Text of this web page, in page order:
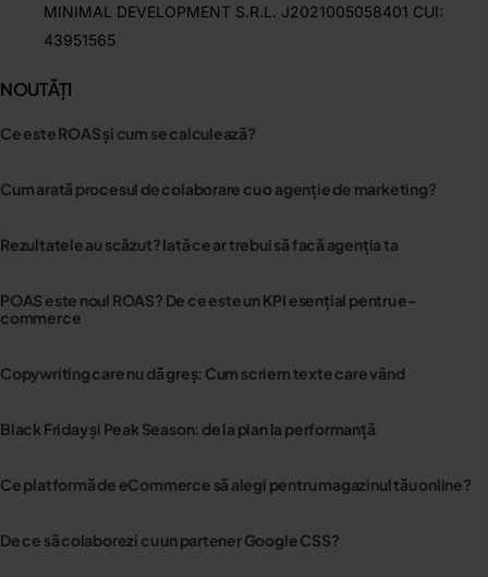
MINIMAL DEVELOPMENT S.R.L. J2021005058401 CUI:
43951565
NOUTĂȚI
Ce este ROAS și cum se calculează?
Cum arată procesul de colaborare cu o agenție de marketing?
Rezultatele au scăzut? Iată ce ar trebui să facă agenția ta
POAS este noul ROAS? De ce este un KPI esențial pentru e-
commerce
Copywriting care nu dă greș: Cum scriem texte care vând
Black Friday și Peak Season: de la plan la performanță
Ce platformă de eCommerce să alegi pentru magazinul tău online?
De ce să colaborezi cu un partener Google CSS?